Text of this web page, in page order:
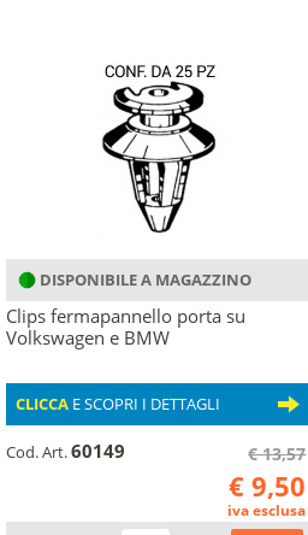
DISPONIBILE A MAGAZZINO
Clips fermapannello porta su
Volkswagen e BMW
CLICCAE SCOPRI I DETTAGLI
Cod. Art.60149 € 13,57
€ 9,50
iva esclusa